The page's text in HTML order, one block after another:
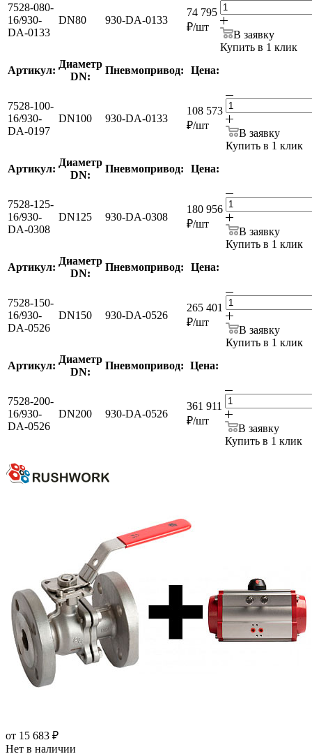
7528-080-
16/930-
DA-0133
DN80 930-DA-0133
74 795
₽/шт
В заявку
Купить в 1 клик
Артикул:
Диаметр
DN:
Пневмопривод: Цена:
7528-100-
16/930-
DA-0197
DN100 930-DA-0133
108 573
₽/шт
В заявку
Купить в 1 клик
Артикул:
Диаметр
DN:
Пневмопривод: Цена:
7528-125-
16/930-
DA-0308
DN125 930-DA-0308
180 956
₽/шт
В заявку
Купить в 1 клик
Артикул:
Диаметр
DN:
Пневмопривод: Цена:
7528-150-
16/930-
DA-0526
DN150 930-DA-0526
265 401
₽/шт
В заявку
Купить в 1 клик
Артикул:
Диаметр
DN:
Пневмопривод: Цена:
7528-200-
16/930-
DA-0526
DN200 930-DA-0526
361 911
₽/шт
В заявку
Купить в 1 клик
от 15 683 ₽
Нет в наличии